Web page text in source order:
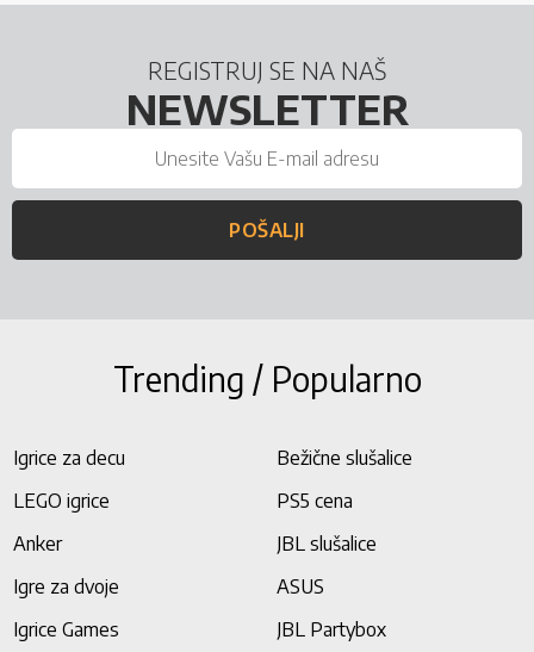
REGISTRUJ SE NA NAŠ
NEWSLETTER
POŠALJI
Trending / Popularno
Igrice za decu
Bežične slušalice
LEGO igrice
PS5 cena
Anker
JBL slušalice
Igre za dvoje
ASUS
Igrice Games
JBL Partybox